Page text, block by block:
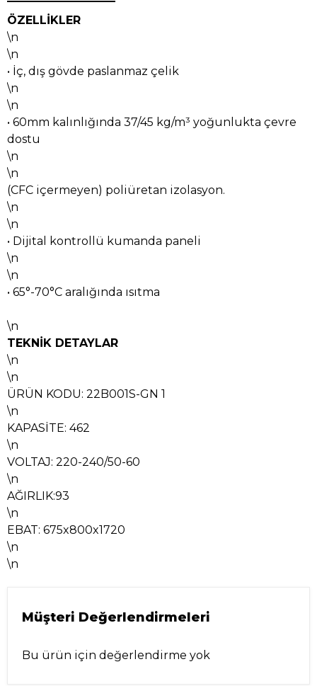
ÖZELLİKLER
\n
\n
• İç, dış gövde paslanmaz çelik
\n
\n
• 60mm kalınlığında 37/45 kg/m³ yoğunlukta çevre
dostu
\n
\n
(CFC içermeyen) poliüretan izolasyon.
\n
\n
• Dijital kontrollü kumanda paneli
\n
\n
• 65°-70°C aralığında ısıtma
\n
TEKNİK DETAYLAR
\n
\n
ÜRÜN KODU: 22B001S-GN 1
\n
KAPASİTE: 462
\n
VOLTAJ: 220-240/50-60
\n
AĞIRLIK:93
\n
EBAT: 675x800x1720
\n
\n
Müşteri Değerlendirmeleri
Bu ürün için değerlendirme yok